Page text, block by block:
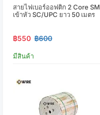
สายไฟเบอร์ออฟติก 2 Core SM
เข้าหัว SC/UPC ยาว 50 เมตร
฿550 ฿600
มีสินค้า